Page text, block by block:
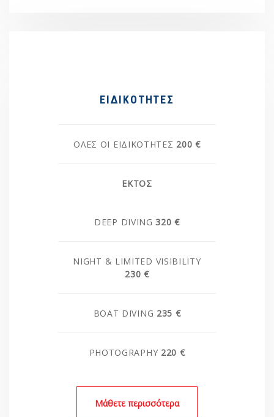
ΕΙΔΙΚΟΤΗΤΕΣ
ΌΛΕΣ ΟΙ ΕΙΔΙΚΟΤΗΤΕΣ 200 €
ΕΚΤΌΣ
DEEP DIVING320 €
NIGHT & LIMITED VISIBILITY
230 €
BOAT DIVING 235 €
PHOTOGRAPHY 220 €
Μάθετε περισσότερα